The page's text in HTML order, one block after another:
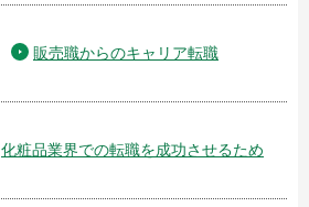
販売職からのキャリア転職
化粧品業界での転職を成功させるため